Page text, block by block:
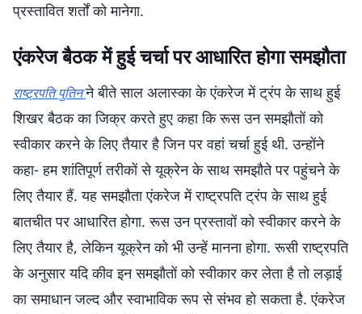
प्रस्तावित शर्तों को मानेगा.
एंकरेज बैठक में हुई चर्चा पर आधारित होगा समझौता
राष्ट्रपति पुतिनने बीते साल अलास्का के एंकरेज में ट्रंप के साथ हुई
शिखर बैठक का जिक्र करते हुए कहा कि रूस उन समझौतों को
स्वीकार करने के लिए तैयार है जिन पर वहां चर्चा हुई थी. उन्होंने
कहा- हम शांतिपूर्ण तरीकों से यूक्रेन के साथ समझौते पर पहुंचने के
लिए तैयार हैं. यह समझौता एंकरेज में राष्ट्रपति ट्रंप के साथ हुई
बातचीत पर आधारित होगा. रूस उन प्रस्तावों को स्वीकार करने के
लिए तैयार है, लेकिन यूक्रेन को भी उन्हें मानना होगा. रूसी राष्ट्रपति
के अनुसार यदि कीव इन समझौतों को स्वीकार कर लेता है तो लड़ाई
का समाधान जल्द और स्वाभाविक रूप से संभव हो सकता है. एंकरेज